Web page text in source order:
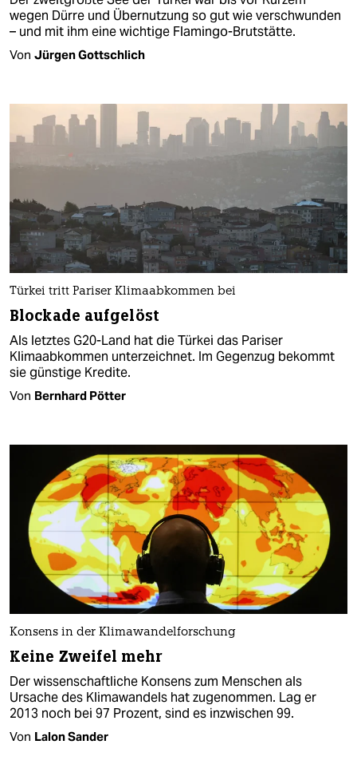
wegen Dürre und Übernutzung so gut wie verschwunden
– und mit ihm eine wichtige Flamingo-Brutstätte.
Von Jürgen Gottschlich
Türkei tritt Pariser Klimaabkommen bei
Blockade aufgelöst
Als letztes G20-Land hat die Türkei das Pariser
Klimaabkommen unterzeichnet. Im Gegenzug bekommt
sie günstige Kredite.
Von Bernhard Pötter
Konsens in der Klimawandelforschung
Keine Zweifel mehr
Der wissenschaftliche Konsens zum Menschen als
Ursache des Klimawandels hat zugenommen. Lag er
2013 noch bei 97 Prozent, sind es inzwischen 99.
Von Lalon Sander